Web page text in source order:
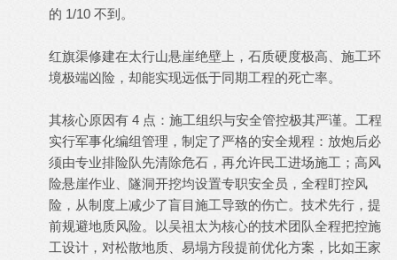
的 1/10 不到。
红旗渠修建在太行山悬崖绝壁上，石质硬度极高、施工环
境极端凶险，却能实现远低于同期工程的死亡率。
其核心原因有 4 点：施工组织与安全管控极其严谨。工程
实行军事化编组管理，制定了严格的安全规程：放炮后必
须由专业排险队先清除危石，再允许民工进场施工；高风
险悬崖作业、隧洞开挖均设置专职安全员，全程盯控风
险，从制度上减少了盲目施工导致的伤亡。技术先行，提
前规避地质风险。以吴祖太为核心的技术团队全程把控施
工设计，对松散地质、易塌方段提前优化方案，比如王家